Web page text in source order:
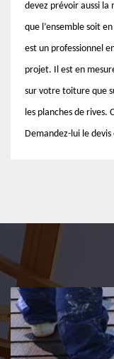
devez prévoir aussi la
que l’ensemble soit
est un professionnel
projet. Il est en
sur votre toiture que
les planches de
Demandez-lui le